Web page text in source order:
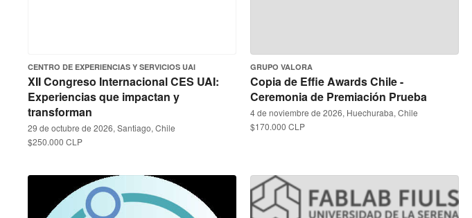
CENTRO DE EXPERIENCIAS Y SERVICIOS UAI
XII Congreso Internacional CES UAI:
Experiencias que impactan y
transforman
29 de octubre de 2026, Santiago, Chile
$250.000 CLP
GRUPO VALORA
Copia de Effie Awards Chile -
Ceremonia de Premiación Prueba
4 de noviembre de 2026, Huechuraba, Chile
$170.000 CLP